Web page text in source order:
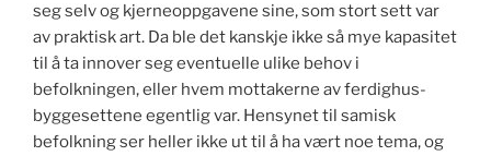
seg selv og kjerneoppgavene sine, som stort sett var
av praktisk art. Da ble det kanskje ikke så mye kapasitet
til å ta innover seg eventuelle ulike behov i
befolkningen, eller hvem mottakerne av ferdighus-
byggesettene egentlig var. Hensynet til samisk
befolkning ser heller ikke ut til å ha vært noe tema, og